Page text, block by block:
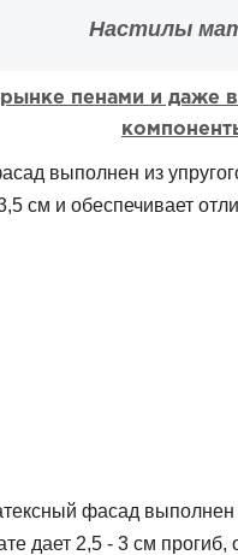
Настилы
пенами и даже
выполнен из
см и обеспечивает
фасад
дает 2,5 - 3 см